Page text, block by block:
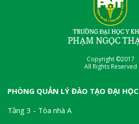
Copyright ©2017
All Rights Reserved
PHÒNG QUẢN LÝ ĐÀO TẠO ĐẠI HỌC
Tầng 3 - Tòa nhà A